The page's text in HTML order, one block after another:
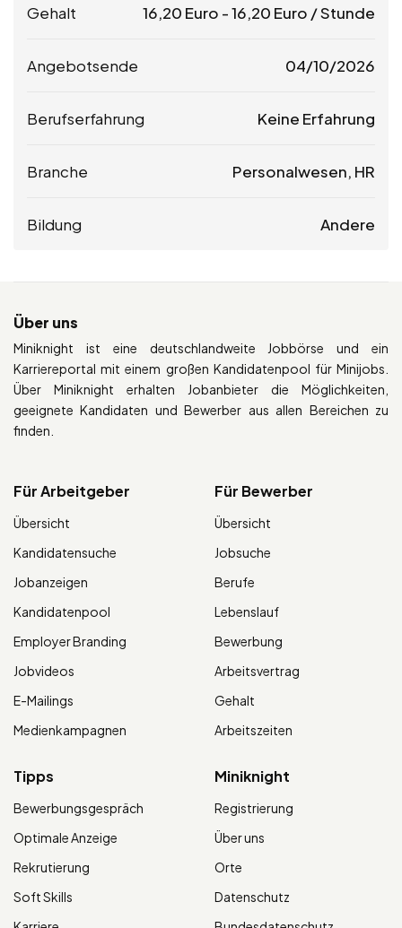
Gehalt 16,20 Euro -16,20 Euro / Stunde
Angebotsende 04/10/2026
Berufserfahrung Keine Erfahrung
Branche Personalwesen, HR
Bildung Andere
Über uns
Miniknight ist eine deutschlandweite Jobbörse und ein
Karriereportal mit einem großen Kandidatenpool für Minijobs.
Über Miniknight erhalten Jobanbieter die Möglichkeiten,
geeignete Kandidaten und Bewerber aus allen Bereichen zu
finden.
Für Arbeitgeber
Übersicht
Kandidatensuche
Jobanzeigen
Kandidatenpool
Employer Branding
Jobvideos
E-Mailings
Medienkampagnen
Für Bewerber
Übersicht
Jobsuche
Berufe
Lebenslauf
Bewerbung
Arbeitsvertrag
Gehalt
Arbeitszeiten
Tipps
Bewerbungsgespräch
Optimale Anzeige
Rekrutierung
Soft Skills
Miniknight
Registrierung
Über uns
Orte
Datenschutz